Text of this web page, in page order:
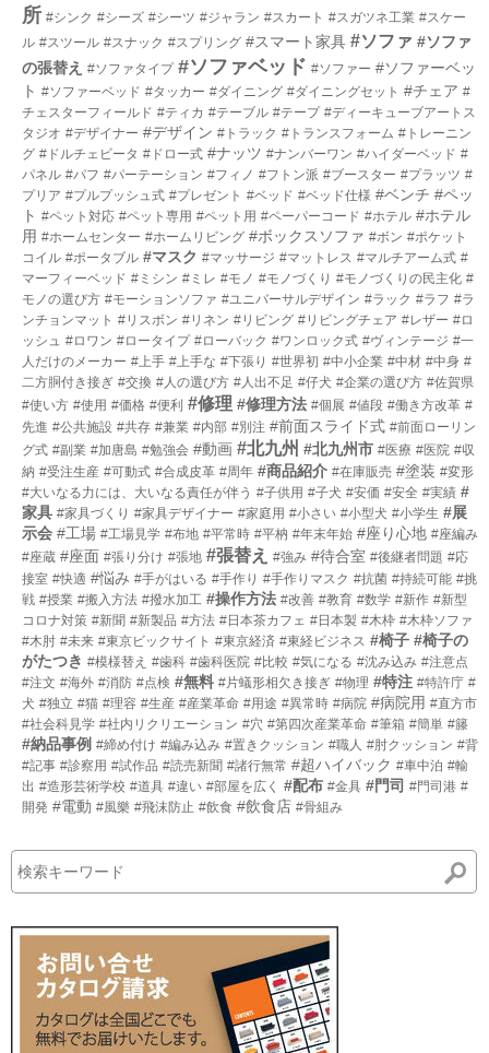
所 #シンク #シーズ #シーツ #ジャラン #スカート #スガツネ工業 #スケー
ル #スツール #スナック #スプリング #スマート家具 #ソファ #ソファ
の張替え #ソファタイプ #ソファベッド #ソファー #ソファーベッ
ト #ソファーベッド #タッカー #ダイニング #ダイニングセット #チェア #
チェスターフィールド #ティカ #テーブル #テープ #ディーキューブアートス
タジオ #デザイナー #デザイン #トラック #トランスフォーム #トレーニン
グ #ドルチェビータ #ドロー式 #ナッツ #ナンバーワン #ハイダーベッド #
パネル #パフ #パーテーション #フィノ #フトン派 #ブースター #プラッツ #
プリア #プルプッシュ式 #プレゼント #ベッド #ベッド仕様 #ベンチ #ペッ
ト #ペット対応 #ペット専用 #ペット用 #ペーパーコード #ホテル #ホテル
用 #ホームセンター #ホームリビング #ボックスソファ #ボン #ポケット
コイル #ポータブル #マスク #マッサージ #マットレス #マルチアーム式 #
マーフィーベッド #ミシン #ミレ #モノ #モノづくり #モノづくりの民主化 #
モノの選び方 #モーションソファ #ユニバーサルデザイン #ラック #ラフ #ラ
ンチョンマット #リスボン #リネン #リビング #リビングチェア #レザー #ロ
ッシュ #ロワン #ロータイプ #ローバック #ワンロック式 #ヴィンテージ #一
人だけのメーカー #上手 #上手な #下張り #世界初 #中小企業 #中材 #中身 #
二方胴付き接ぎ #交換 #人の選び方 #人出不足 #仔犬 #企業の選び方 #佐賀県
#使い方 #使用 #価格 #便利 #修理 #修理方法 #個展 #値段 #働き方改革 #
先進 #公共施設 #共存 #兼業 #内部 #別注 #前面スライド式 #前面ローリン
グ式 #副業 #加唐島 #勉強会 #動画 #北九州 #北九州市 #医療 #医院 #収
納 #受注生産 #可動式 #合成皮革 #周年 #商品紹介 #在庫販売 #塗装 #変形
#大いなる力には、大いなる責任が伴う #子供用 #子犬 #安価 #安全 #実績 #
家具 #家具づくり #家具デザイナー #家庭用 #小さい #小型犬 #小学生 #展
示会 #工場 #工場見学 #布地 #平常時 #平枘 #年末年始 #座り心地 #座編み
#座蔵 #座面 #張り分け #張地 #張替え #強み #待合室 #後継者問題 #応
接室 #快適 #悩み #手がはいる #手作り #手作りマスク #抗菌 #持続可能 #挑
戦 #授業 #搬入方法 #撥水加工 #操作方法 #改善 #教育 #数学 #新作 #新型
コロナ対策 #新聞 #新製品 #方法 #日本茶カフェ #日本製 #木枠 #木枠ソファ
#木肘 #未来 #東京ビックサイト #東京経済 #東経ビジネス #椅子 #椅子の
がたつき #模様替え #歯科 #歯科医院 #比較 #気になる #沈み込み #注意点
#注文 #海外 #消防 #点検 #無料 #片蟻形相欠き接ぎ #物理 #特注 #特許庁 #
犬 #独立 #猫 #理容 #生産 #産業革命 #用途 #異常時 #病院 #病院用 #直方市
#社会科見学 #社内リクリエーション #穴 #第四次産業革命 #筆箱 #簡単 #籐
#納品事例 #締め付け #編み込み #置きクッション #職人 #肘クッション #背
#記事 #診察用 #試作品 #読売新聞 #諸行無常 #超ハイバック #車中泊 #輸
出 #造形芸術学校 #道具 #違い #部屋を広く #配布 #金具 #門司 #門司港 #
開発 #電動 #風樂 #飛沫防止 #飲食 #飲食店 #骨組み